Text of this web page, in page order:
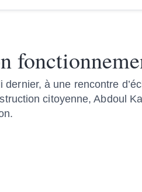
à une rencontre
citoyenne, Abdoul